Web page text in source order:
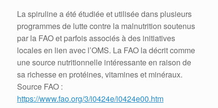
La spiruline a été étudiée et utilisée dans plusieurs
programmes de lutte contre la malnutrition soutenus
par la FAO et parfois associés à des initiatives
locales en lien avec l’OMS. La FAO la décrit comme
une source nutritionnelle intéressante en raison de
sa richesse en protéines, vitamines et minéraux.
Source FAO :
https://www.fao.org/3/i0424e/i0424e00.htm